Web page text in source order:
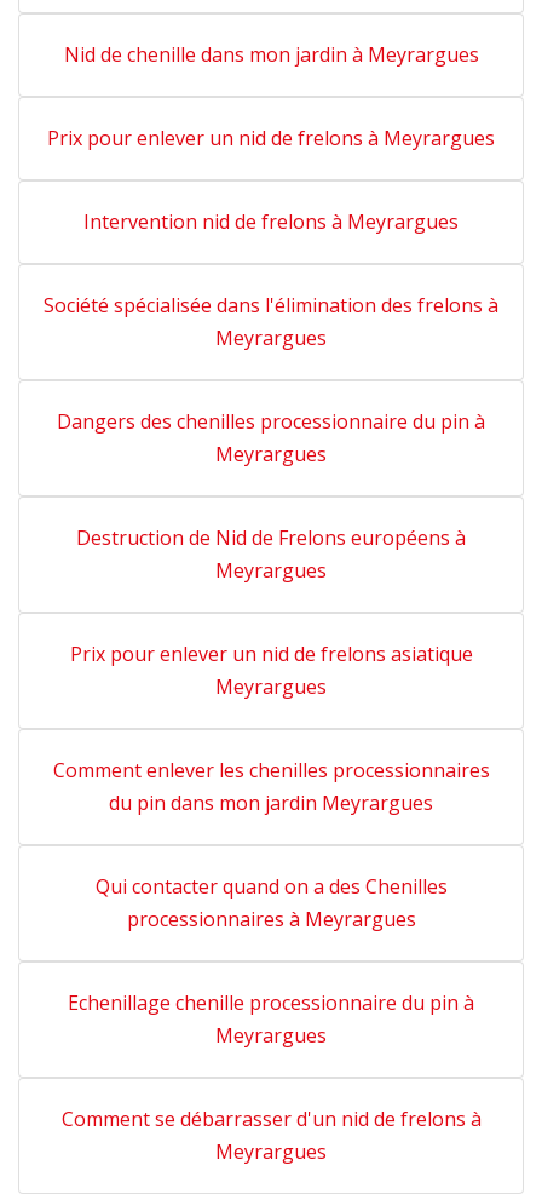
Nid de chenille dans mon jardin à Meyrargues
Prix pour enlever un nid de frelons à Meyrargues
Intervention nid de frelons à Meyrargues
Société spécialisée dans l'élimination des frelons à
Meyrargues
Dangers des chenilles processionnaire du pin à
Meyrargues
Destruction de Nid de Frelons européens à
Meyrargues
Prix pour enlever un nid de frelons asiatique
Meyrargues
Comment enlever les chenilles processionnaires
du pin dans mon jardin Meyrargues
Qui contacter quand on a des Chenilles
processionnaires à Meyrargues
Echenillage chenille processionnaire du pin à
Meyrargues
Comment se débarrasser d'un nid de frelons à
Meyrargues